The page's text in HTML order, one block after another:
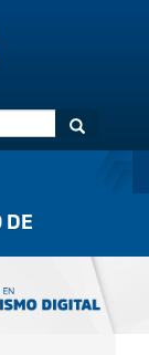
Buscar
DE